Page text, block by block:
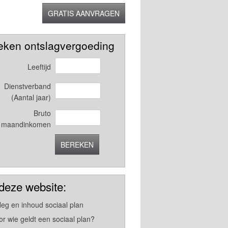
GRATIS AANVRAGEN
ontslagvergoeding
Leeftijd
Dienstverband
(Aantal jaar)
Bruto
maandinkomen
BEREKEN
website:
en inhoud sociaal plan
wie geldt een sociaal plan?